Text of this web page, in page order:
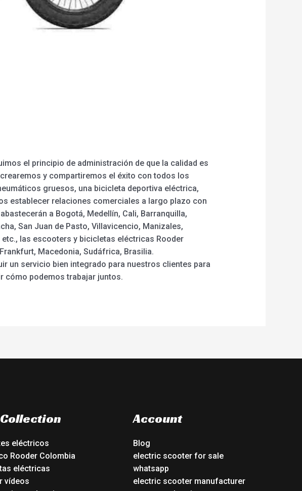
el principio de administración de que la calidad es
y compartiremos el éxito con todos los
gruesos, una bicicleta deportiva eléctrica,
establecer relaciones comerciales a largo plazo con
a Bogotá, Medellín, Cali, Barranquilla,
San Juan de Pasto, Villavicencio, Manizales,
etc., las escooters y bicicletas eléctricas Rooder
Macedonia, Sudáfrica, Brasilia.
un servicio bien integrado para nuestros clientes para
cómo podemos trabajar juntos.
eléctricos
Rooder Colombia
eléctricas
vídeos
Account
Blog
electric scooter for sale
whatsapp
electric scooter manufacturer